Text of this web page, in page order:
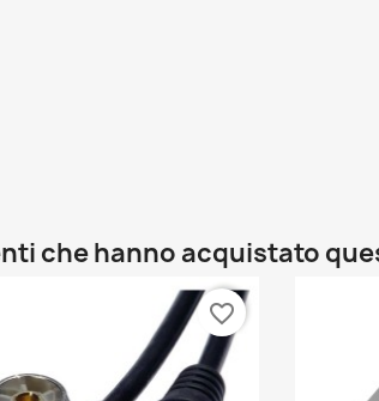
che hanno acquistato
favorite_border